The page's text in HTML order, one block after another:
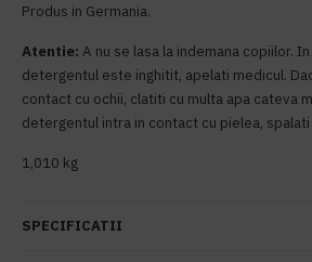
Produs in Germania.
Atentie: A nu se lasa la indemana copiilor.
detergentul este inghitit, apelati medicul.
contact cu ochii, clatiti cu multa apa cateva
detergentul intra in contact cu pielea, spalati
1,010 kg
SPECIFICATII